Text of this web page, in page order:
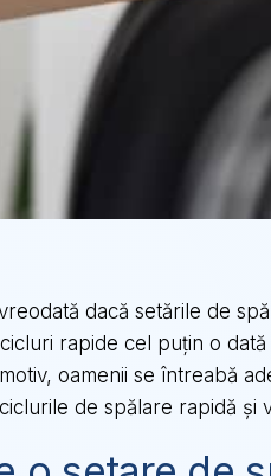
dacă setările de
rapide cel puțin o
oamenii se întreabă
de spălare rapidă și